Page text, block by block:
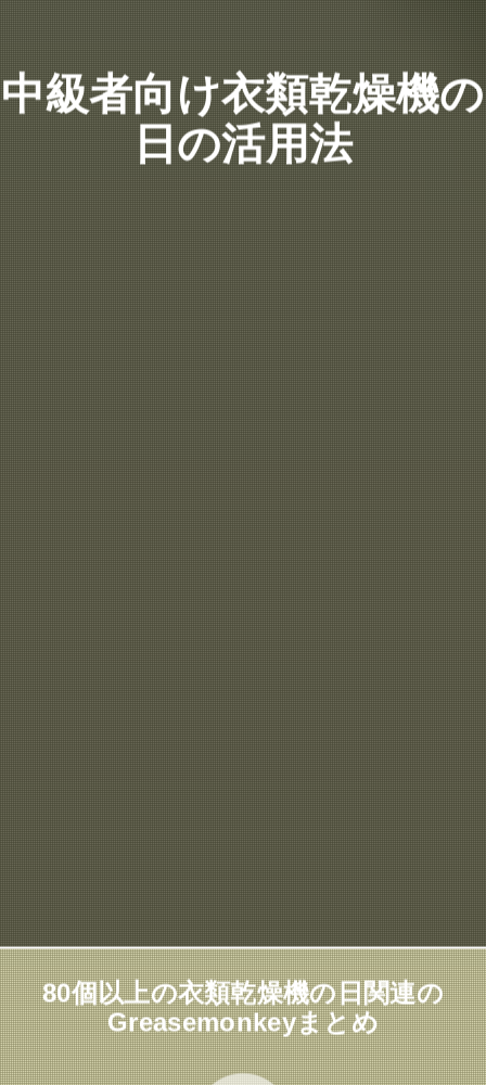
中級者向け衣類乾燥機の
日の活用法
80個以上の衣類乾燥機の日関連の
Greasemonkeyまとめ